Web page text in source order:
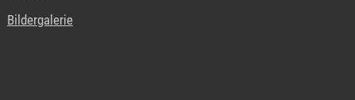
Bildergalerie